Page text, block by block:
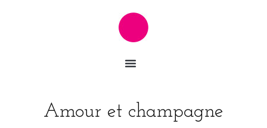
Amour et champagne